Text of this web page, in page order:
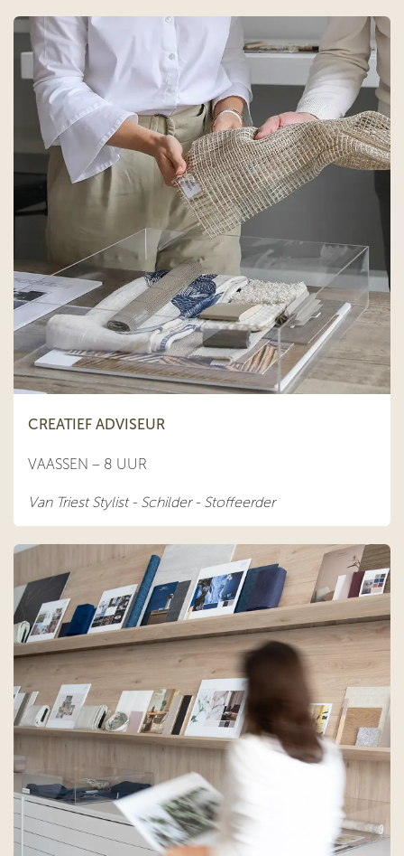
CREATIEF ADVISEUR
VAASSEN – 8 UUR
Van Triest Stylist - Schilder - Stoffeerder